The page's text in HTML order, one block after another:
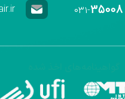
۰۳۱-۳۵۰۰۸